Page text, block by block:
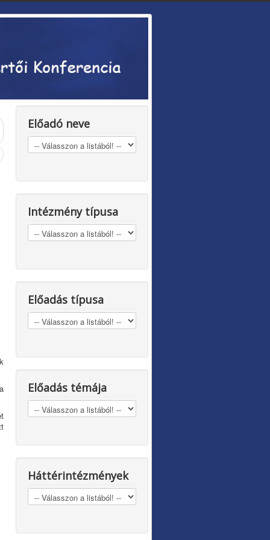
Előadó neve
Intézmény típusa
Előadás típusa
Előadás témája
Háttérintézmények